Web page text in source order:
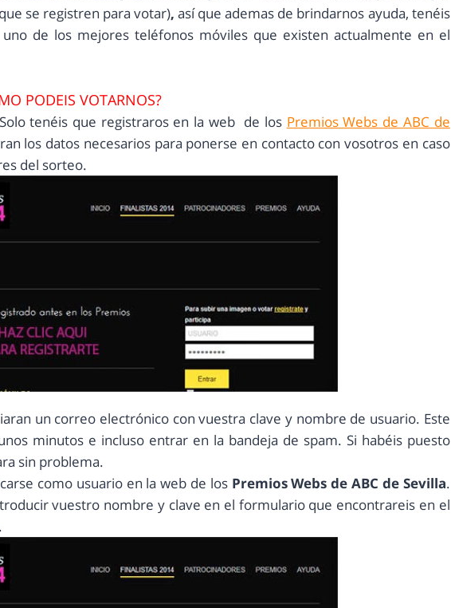
se registren para votar), así que ademas de brindarnos ayuda, tenéis
de los mejores teléfonos móviles que existen actualmente en el
PODEIS VOTARNOS?
Solo tenéis que registraros en la web de los Premios Webs de ABC de
los datos necesarios para ponerse en contacto con vosotros en caso
del sorteo.
un correo electrónico con vuestra clave y nombre de usuario. Este
minutos e incluso entrar en la bandeja de spam. Si habéis puesto
sin problema.
como usuario en la web de los Premios Webs de ABC de Sevilla.
vuestro nombre y clave en el formulario que encontrareis en el